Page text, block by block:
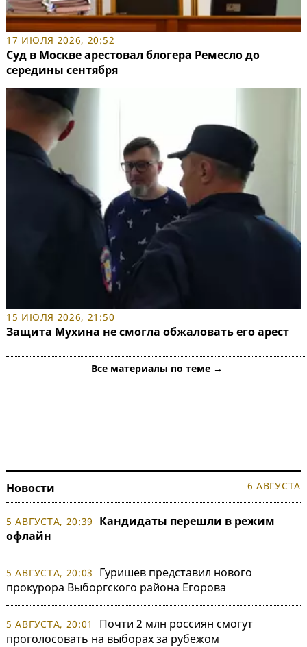
17 ИЮЛЯ 2026, 20:52
Суд в Москве арестовал блогера Ремесло до
середины сентября
15 ИЮЛЯ 2026, 21:50
Защита Мухина не смогла обжаловать его арест
Все материалы по теме →
Новости 6 АВГУСТА
5 АВГУСТА, 20:39
Кандидаты перешли в режим
офлайн
5 АВГУСТА, 20:03
Гуришев представил нового
прокурора Выборгского района Егорова
5 АВГУСТА, 20:01
Почти 2 млн россиян смогут
проголосовать на выборах за рубежом